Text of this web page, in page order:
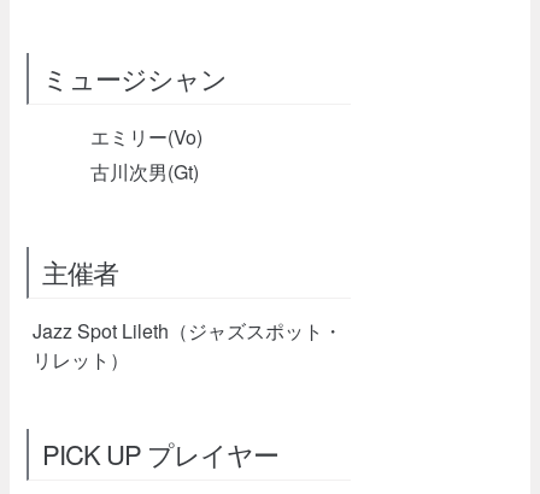
ミュージシャン
エミリー(Vo)
古川次男(Gt)
主催者
Jazz Spot Lileth（ジャズスポット・
リレット）
PICK UP プレイヤー